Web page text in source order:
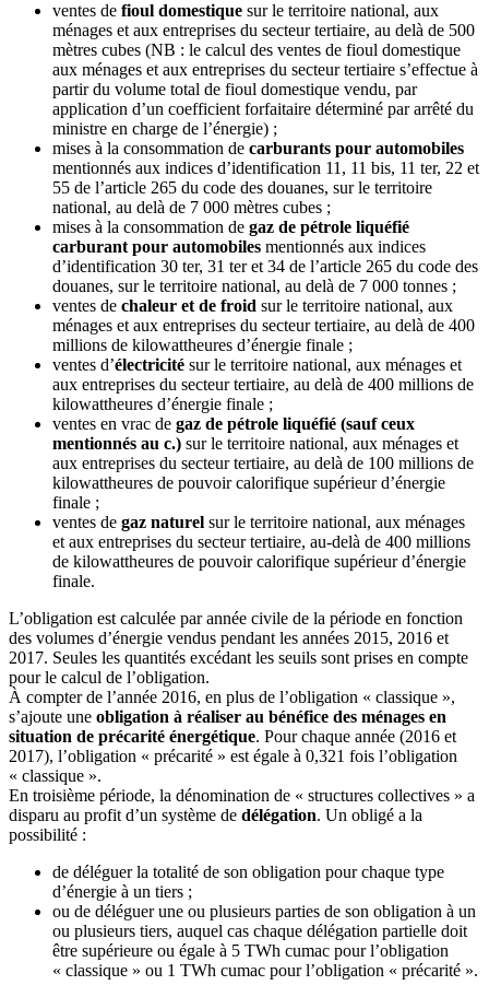
ventes de fioul domestique sur le territoire national, aux
ménages et aux entreprises du secteur tertiaire, au delà de 500
mètres cubes (NB : le calcul des ventes de fioul domestique
aux ménages et aux entreprises du secteur tertiaire s’effectue à
partir du volume total de fioul domestique vendu, par
application d’un coefficient forfaitaire déterminé par arrêté du
ministre en charge de l’énergie) ;
mises à la consommation de carburants pour automobiles
mentionnés aux indices d’identification 11, 11 bis, 11 ter, 22 et
55 de l’article 265 du code des douanes, sur le territoire
national, au delà de 7 000 mètres cubes ;
mises à la consommation de gaz de pétrole liquéfié
carburant pour automobiles mentionnés aux indices
d’identification 30 ter, 31 ter et 34 de l’article 265 du code des
douanes, sur le territoire national, au delà de 7 000 tonnes ;
ventes de chaleur et de froid sur le territoire national, aux
ménages et aux entreprises du secteur tertiaire, au delà de 400
millions de kilowattheures d’énergie finale ;
ventes d’électricité sur le territoire national, aux ménages et
aux entreprises du secteur tertiaire, au delà de 400 millions de
kilowattheures d’énergie finale ;
ventes en vrac de gaz de pétrole liquéfié (sauf ceux
mentionnés au c.) sur le territoire national, aux ménages et
aux entreprises du secteur tertiaire, au delà de 100 millions de
kilowattheures de pouvoir calorifique supérieur d’énergie
finale ;
ventes de gaz naturel sur le territoire national, aux ménages
et aux entreprises du secteur tertiaire, au-delà de 400 millions
de kilowattheures de pouvoir calorifique supérieur d’énergie
finale.
L’obligation est calculée par année civile de la période en fonction
des volumes d’énergie vendus pendant les années 2015, 2016 et
2017. Seules les quantités excédant les seuils sont prises en compte
pour le calcul de l’obligation.
À compter de l’année 2016, en plus de l’obligation « classique »,
s’ajoute une obligation à réaliser au bénéfice des ménages en
situation de précarité énergétique. Pour chaque année (2016 et
2017), l’obligation « précarité » est égale à 0,321 fois l’obligation
« classique ».
En troisième période, la dénomination de « structures collectives » a
disparu au profit d’un système de délégation. Un obligé a la
possibilité :
de déléguer la totalité de son obligation pour chaque type
d’énergie à un tiers ;
ou de déléguer une ou plusieurs parties de son obligation à un
ou plusieurs tiers, auquel cas chaque délégation partielle doit
être supérieure ou égale à 5 TWh cumac pour l’obligation
« classique » ou 1 TWh cumac pour l’obligation « précarité ».